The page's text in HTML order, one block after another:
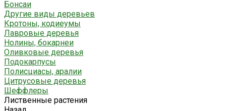
Бонсаи
Другие виды деревьев
Кротоны, кодиеумы
Лавровые деревья
Нолины, бокарнеи
Оливковые деревья
Подокарпусы
Полисциасы, аралии
Цитрусовые деревья
Шеффлеры
Лиственные растения